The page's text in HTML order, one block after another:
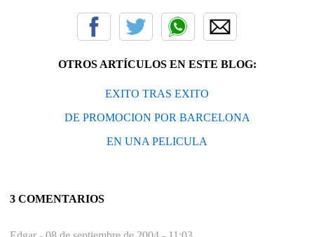
OTROS ARTÍCULOS EN ESTE BLOG:
EXITO TRAS EXITO
DE PROMOCION POR BARCELONA
EN UNA PELICULA
3 COMENTARIOS